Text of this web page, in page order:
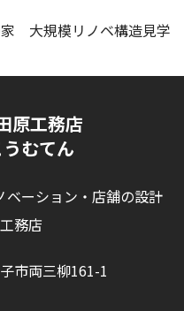
大規模リノベ構造見学
原工務店
むてん
ベーション・店舗の設計
務店
市両三柳161-1